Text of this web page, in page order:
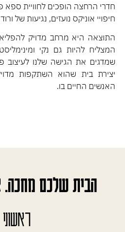
חדרי הרחצה הופכים לחוויית
חיפויי אוניקס נועזים, נגיעות של
התוצאה היא מרחב מדויק
המצליח להיות גם נקי
שמדגים את הגישה שלנו לעיצוב
יצירת בית שהוא השתקפות
האנשים החיים בו.
הבית שלכם מחכה.
ראשוני